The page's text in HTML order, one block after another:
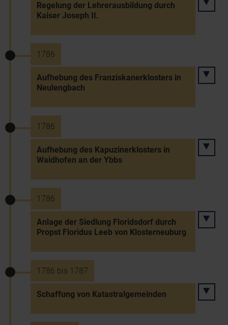
Regelung der Lehrerausbildung durch
Kaiser Joseph II.
1786
Aufhebung des Franziskanerklosters in
Neulengbach
1786
Aufhebung des Kapuzinerklosters in
Waidhofen an der Ybbs
1786
Anlage der Siedlung Floridsdorf durch
Propst Floridus Leeb von Klosterneuburg
1786 bis 1787
Schaffung von Katastralgemeinden